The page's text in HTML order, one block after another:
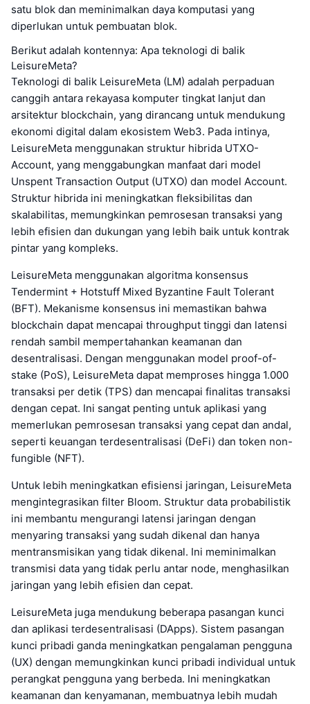
satu blok dan meminimalkan daya komputasi yang
diperlukan untuk pembuatan blok.
Berikut adalah kontennya: Apa teknologi di balik
LeisureMeta?
Teknologi di balik LeisureMeta (LM) adalah perpaduan
canggih antara rekayasa komputer tingkat lanjut dan
arsitektur blockchain, yang dirancang untuk mendukung
ekonomi digital dalam ekosistem Web3. Pada intinya,
LeisureMeta menggunakan struktur hibrida UTXO-
Account, yang menggabungkan manfaat dari model
Unspent Transaction Output (UTXO) dan model Account.
Struktur hibrida ini meningkatkan fleksibilitas dan
skalabilitas, memungkinkan pemrosesan transaksi yang
lebih efisien dan dukungan yang lebih baik untuk kontrak
pintar yang kompleks.
LeisureMeta menggunakan algoritma konsensus
Tendermint + Hotstuff Mixed Byzantine Fault Tolerant
(BFT). Mekanisme konsensus ini memastikan bahwa
blockchain dapat mencapai throughput tinggi dan latensi
rendah sambil mempertahankan keamanan dan
desentralisasi. Dengan menggunakan model proof-of-
stake (PoS), LeisureMeta dapat memproses hingga 1.000
transaksi per detik (TPS) dan mencapai finalitas transaksi
dengan cepat. Ini sangat penting untuk aplikasi yang
memerlukan pemrosesan transaksi yang cepat dan andal,
seperti keuangan terdesentralisasi (DeFi) dan token non-
fungible (NFT).
Untuk lebih meningkatkan efisiensi jaringan, LeisureMeta
mengintegrasikan filter Bloom. Struktur data probabilistik
ini membantu mengurangi latensi jaringan dengan
menyaring transaksi yang sudah dikenal dan hanya
mentransmisikan yang tidak dikenal. Ini meminimalkan
transmisi data yang tidak perlu antar node, menghasilkan
jaringan yang lebih efisien dan cepat.
LeisureMeta juga mendukung beberapa pasangan kunci
dan aplikasi terdesentralisasi (DApps). Sistem pasangan
kunci pribadi ganda meningkatkan pengalaman pengguna
(UX) dengan memungkinkan kunci pribadi individual untuk
perangkat pengguna yang berbeda. Ini meningkatkan
keamanan dan kenyamanan, membuatnya lebih mudah